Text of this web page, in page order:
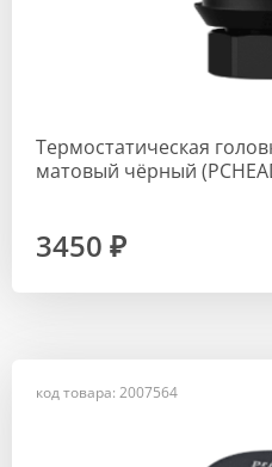
Термостатическая
матовый чёрный
3450 ₽
код товара: 2007564